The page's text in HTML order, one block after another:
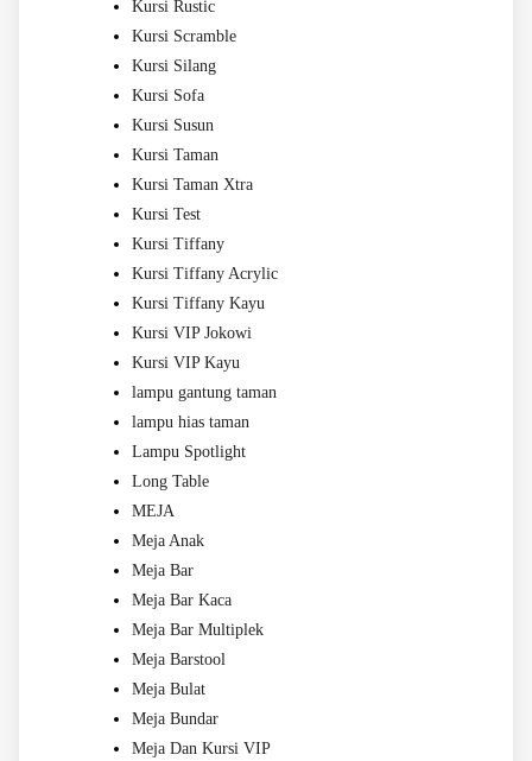
Kursi Rustic
Kursi Scramble
Kursi Silang
Kursi Sofa
Kursi Susun
Kursi Taman
Kursi Taman Xtra
Kursi Test
Kursi Tiffany
Kursi Tiffany Acrylic
Kursi Tiffany Kayu
Kursi VIP Jokowi
Kursi VIP Kayu
lampu gantung taman
lampu hias taman
Lampu Spotlight
Long Table
MEJA
Meja Anak
Meja Bar
Meja Bar Kaca
Meja Bar Multiplek
Meja Barstool
Meja Bulat
Meja Bundar
Meja Dan Kursi VIP